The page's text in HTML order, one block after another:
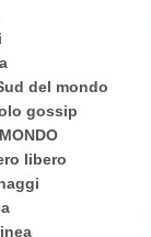
del mondo
gossip
libero